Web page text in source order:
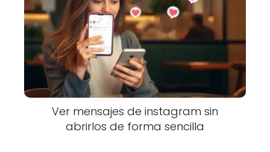
Ver mensajes de instagram sin
abrirlos de forma sencilla